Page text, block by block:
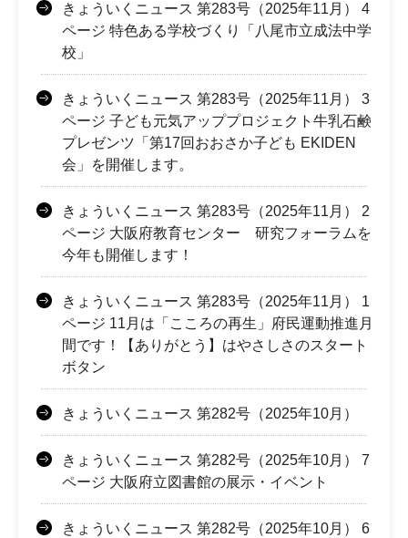
きょういくニュース 第283号（2025年11月） 4
ページ 特色ある学校づくり「八尾市立成法中学
校」
きょういくニュース 第283号（2025年11月） 3
ページ 子ども元気アッププロジェクト牛乳石鹸
プレゼンツ「第17回おおさか子ども EKIDEN
会」を開催します。
きょういくニュース 第283号（2025年11月） 2
ページ 大阪府教育センター 研究フォーラムを
今年も開催します！
きょういくニュース 第283号（2025年11月） 1
ページ 11月は「こころの再生」府民運動推進月
間です！【ありがとう】はやさしさのスタート
ボタン
きょういくニュース 第282号（2025年10月）
きょういくニュース 第282号（2025年10月） 7
ページ 大阪府立図書館の展示・イベント
きょういくニュース 第282号（2025年10月） 6